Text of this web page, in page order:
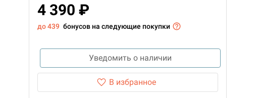
4 390 ₽
до 439 бонусов на следующие покупки
Уведомить о наличии
В избранное